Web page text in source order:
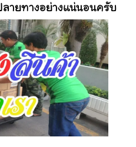
ายทางอย่างแน่นอนครับ